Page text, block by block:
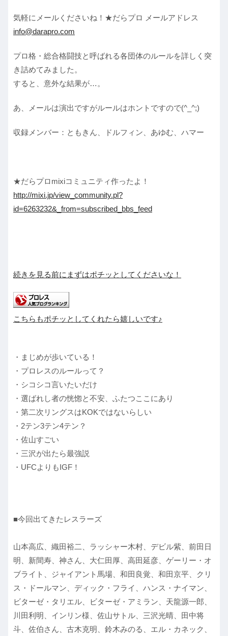
気軽にメールくださいね！★だらプロ メールアドレス
info@darapro.com
プロ格・総合格闘技と呼ばれる各団体のルールを詳しく突
き詰めてみました。
すると、意外な結果が…。
あ、メールは演出ですがルールはホントですので(^_^;)
収録メンバー：ともきん、ドルフィン、あゆむ、ハマー
★だらプロmixiコミュニティ作ったよ！
http://mixi.jp/view_community.pl?
id=6263232&_from=subscribed_bbs_feed
続きを見る前にまずはポチッとしてくださいな！
こちらもポチッとしてくれたら嬉しいです♪
・まじめが歩いている！
・プロレスのルールって？
・シコシコ言いたいだけ
・選ばれし者の恍惚と不安、ふたつここにあり
・第二次リングスはKOKではないらしい
・2テン3テン4テン？
・佐山すごい
・三沢が出たら最強説
・UFCよりもIGF！
■今回出てきたレスラーズ
山本高広、織田裕二、ラッシャー木村、デビル紫、前田日
明、新間寿、神さん、大仁田厚、高田延彦、ゲーリー・オ
ブライト、ジャイアント馬場、和田良覚、和田京平、クリ
ス・ドールマン、ディック・フライ、ハンス・ナイマン、
ビターゼ・タリエル、ビターゼ・アミラン、天龍源一郎、
川田利明、インリン様、佐山サトル、三沢光晴、田中将
斗、佐伯さん、古木克明、鈴木みのる、エル・カネック、